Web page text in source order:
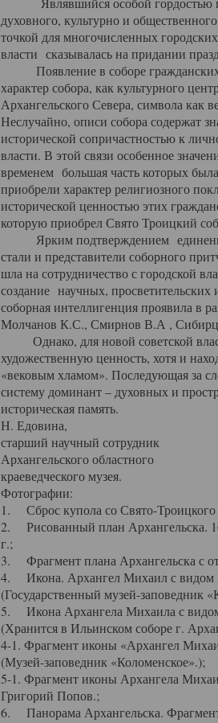
духовного, культурно и
точкой для многочисленных
власти сказывалась на придании
Появление в соборе гражданских
характер собора, как культурного
Архангельского Севера, символа как
Неслучайно, описи собора содержат
исторической сопричастностью к
власти. В этой связи особенное
временем большая часть которых
приобрели характер религиозного
исторической ценностью этих
которую приобрел Свято Троицкий
Ярким подтверждением единения
стали и представители соборного
шла на сотрудничество с городской
создание научных,
соборная интеллигенция проявила в
Молчанов К.С., Смирнов В.А ,
Однако, для новой советской
художественную ценность, хотя и
«вековым хламом». Последующая за
систему доминант – духовных и
историческая память.
Н. Едовина,
старший научный сотрудник
Архангельского областного
краеведческого музея.
Фотографии:
1. Сброс купола со Свято-Троицкого
2. Рисованный план Архангельска.
г.;
3. Фрагмент плана Архангельска с
4. Икона. Архангел Михаил с видом
(Государственный музей-заповедник
5. Икона Архангела Михаила с
(Хранится в Ильинском соборе г.
4-1. Фрагмент иконы «Архангел
(Музей-заповедник «Коломенское».);
5-1. Фрагмент иконы Архангела
Григорий Попов.;
6. Панорама Архангельска.